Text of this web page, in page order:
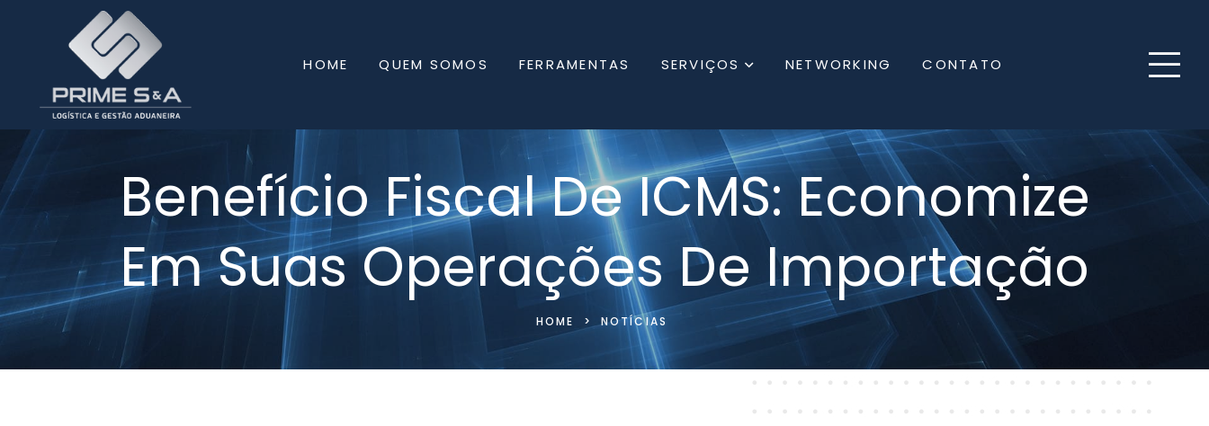
HOME QUEM SOMOS FERRAMENTAS SERVIÇOS NETWORKING CONTATO
Benefício Fiscal De ICMS: Economize
Em Suas Operações De Importação
HOME > NOTÍCIAS